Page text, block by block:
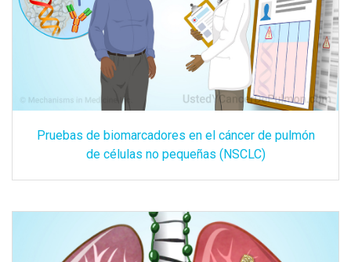
Pruebas de biomarcadores en el cáncer de pulmón
de células no pequeñas (NSCLC)